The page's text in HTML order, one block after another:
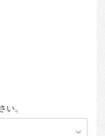
い。